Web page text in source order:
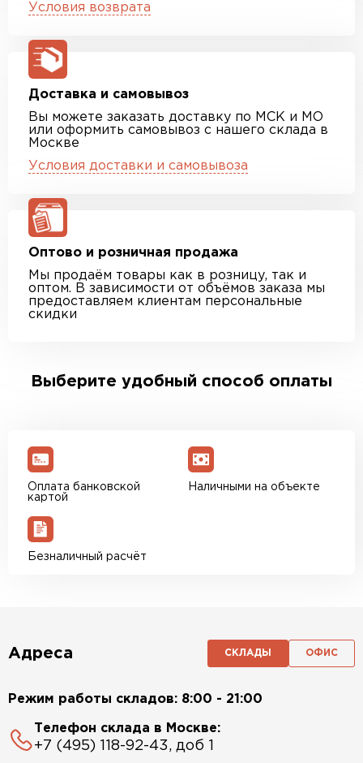
Условия возврата
Доставка и самовывоз
Вы можете заказать доставку по МСК и МО
или оформить самовывоз с нашего склада в
Москве
Условия доставки и самовывоза
Оптово и розничная продажа
Мы продаём товары как в розницу, так и
оптом. В зависимости от объёмов заказа мы
предоставляем клиентам персональные
скидки
Выберите удобный способ оплаты
Оплата банковской
картой
Наличными на объекте
Безналичный расчёт
Адреса СКЛАДЫ ОФИС
Режим работы складов: 8:00 - 21:00
Телефон склада в Москве:
+7 (495) 118-92-43, доб 1